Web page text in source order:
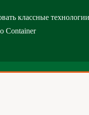
классные
Container